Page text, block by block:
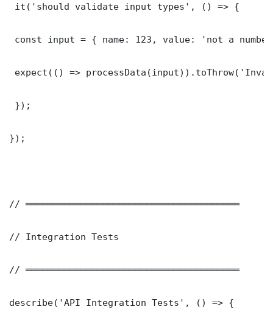
it('should validate input types', () => {
const input = { name: 123, value: 'not a
expect(() =>
});
});
// ═══════════════════════════════════════
// Integration Tests
// ═══════════════════════════════════════
describe('API Integration Tests', () => {